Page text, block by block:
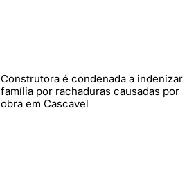
Construtora é condenada a indenizar
família por rachaduras causadas por
obra em Cascavel